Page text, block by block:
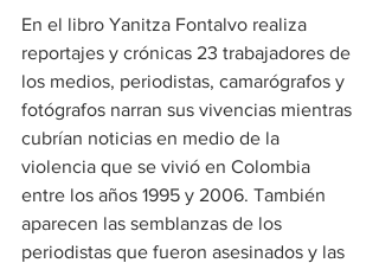
En el libro Yanitza Fontalvo realiza
reportajes y crónicas 23 trabajadores de
los medios, periodistas, camarógrafos y
fotógrafos narran sus vivencias mientras
cubrían noticias en medio de la
violencia que se vivió en Colombia
entre los años 1995 y 2006. También
aparecen las semblanzas de los
periodistas que fueron asesinados y las